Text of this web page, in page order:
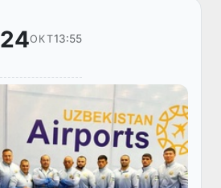
24ОКТ13:55